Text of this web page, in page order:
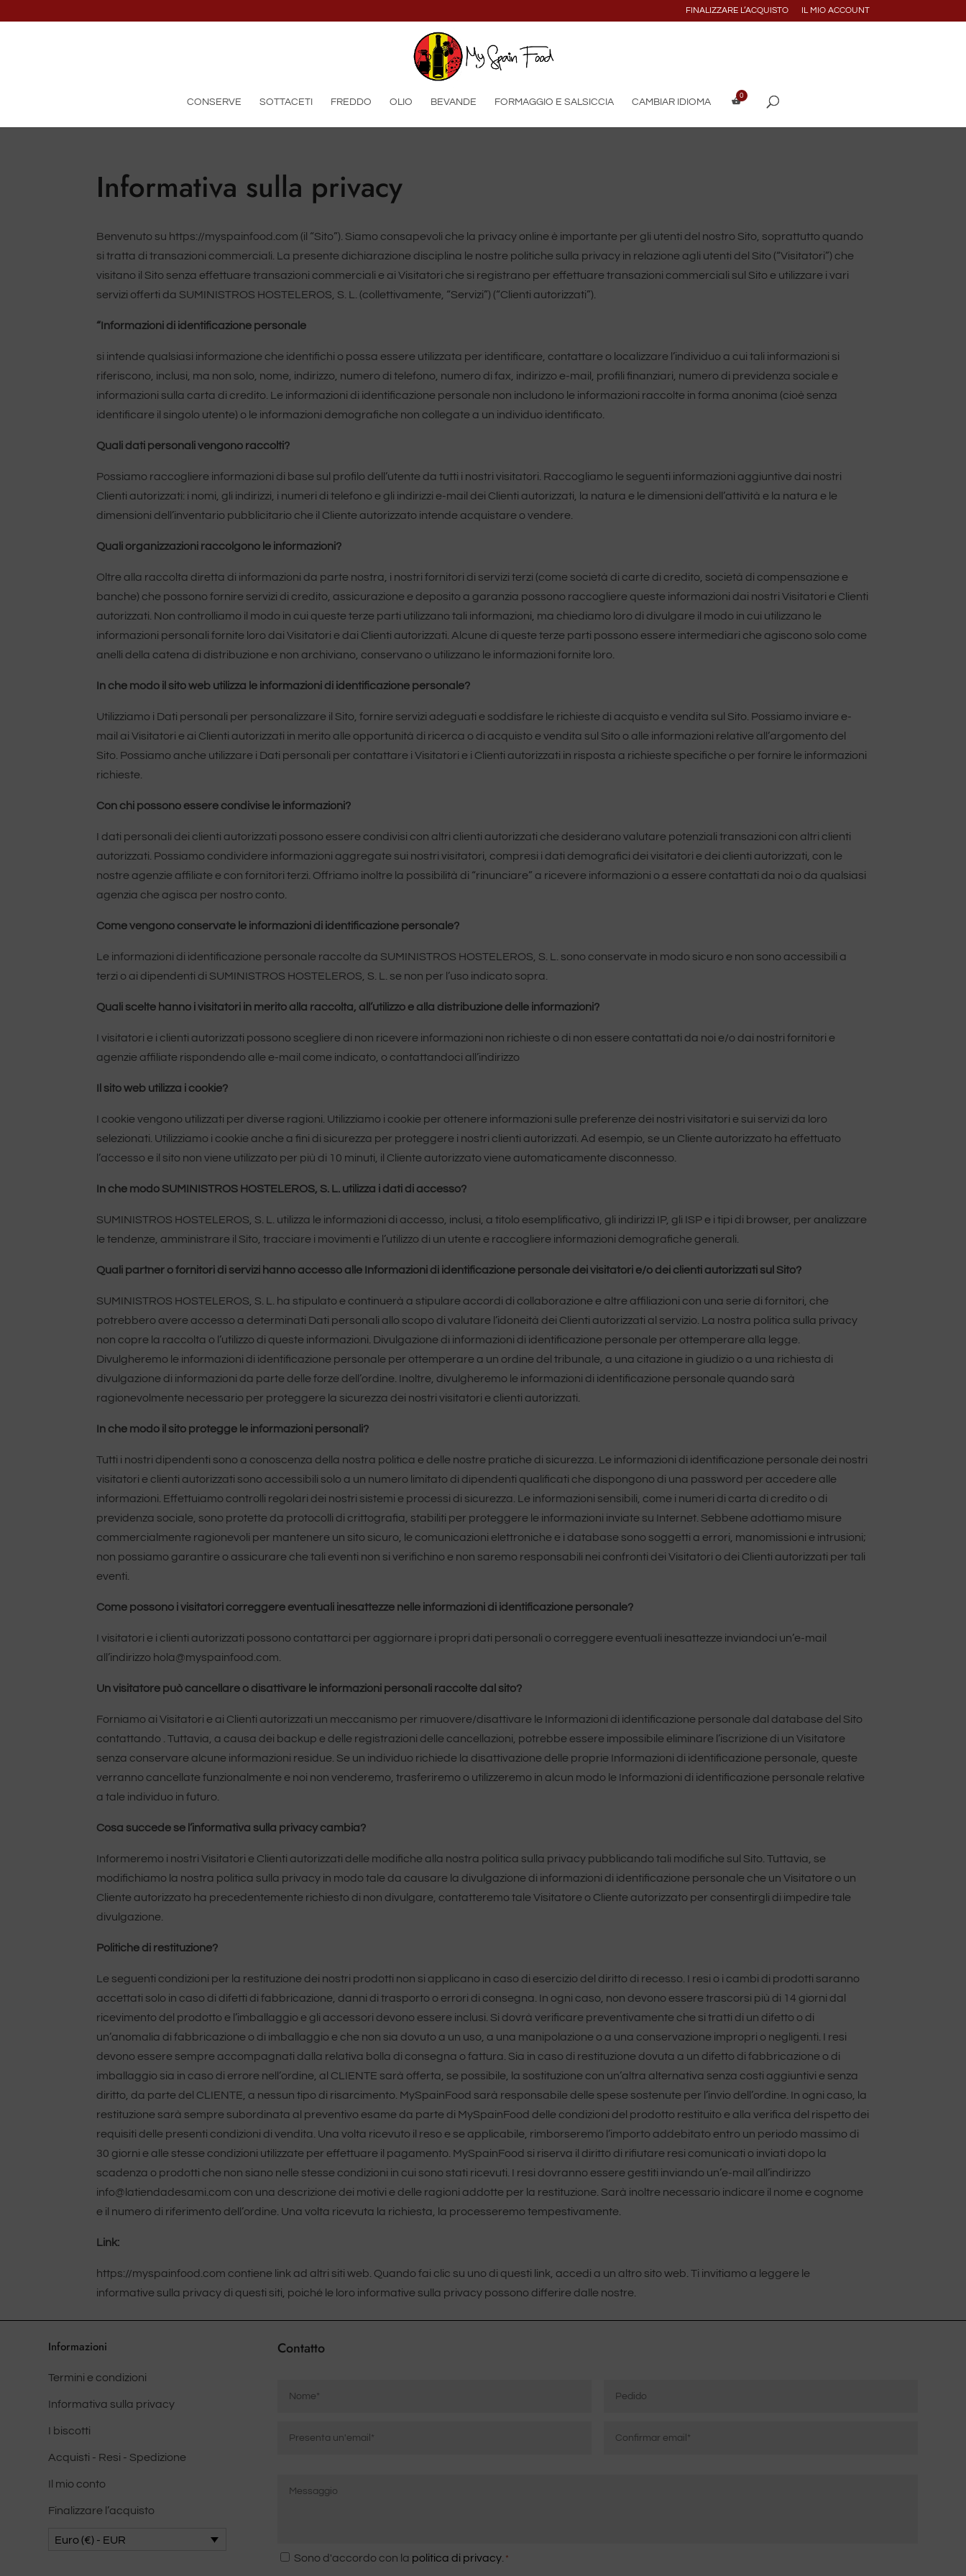
FINALIZZARE L’ACQUISTO IL MIO ACCOUNT
CONSERVE SOTTACETI FREDDO OLIO BEVANDE FORMAGGIO E SALSICCIA CAMBIAR IDIOMA
Informativa sulla privacy
Benvenuto su https://myspainfood.com (il “Sito”). Siamo consapevoli che la privacy online è importante per gli utenti del nostro Sito, soprattutto quando
si tratta di transazioni commerciali. La presente dichiarazione disciplina le nostre politiche sulla privacy in relazione agli utenti del Sito (“Visitatori”) che
visitano il Sito senza effettuare transazioni commerciali e ai Visitatori che si registrano per effettuare transazioni commerciali sul Sito e utilizzare i vari
servizi offerti da SUMINISTROS HOSTELEROS, S. L. (collettivamente, “Servizi”) (“Clienti autorizzati”).
“Informazioni di identificazione personale
si intende qualsiasi informazione che identifichi o possa essere utilizzata per identificare, contattare o localizzare l’individuo a cui tali informazioni si
riferiscono, inclusi, ma non solo, nome, indirizzo, numero di telefono, numero di fax, indirizzo e-mail, profili finanziari, numero di previdenza sociale e
informazioni sulla carta di credito. Le informazioni di identificazione personale non includono le informazioni raccolte in forma anonima (cioè senza
identificare il singolo utente) o le informazioni demografiche non collegate a un individuo identificato.
Quali dati personali vengono raccolti?
Possiamo raccogliere informazioni di base sul profilo dell’utente da tutti i nostri visitatori. Raccogliamo le seguenti informazioni aggiuntive dai nostri
Clienti autorizzati: i nomi, gli indirizzi, i numeri di telefono e gli indirizzi e-mail dei Clienti autorizzati, la natura e le dimensioni dell’attività e la natura e le
dimensioni dell’inventario pubblicitario che il Cliente autorizzato intende acquistare o vendere.
Quali organizzazioni raccolgono le informazioni?
Oltre alla raccolta diretta di informazioni da parte nostra, i nostri fornitori di servizi terzi (come società di carte di credito, società di compensazione e
banche) che possono fornire servizi di credito, assicurazione e deposito a garanzia possono raccogliere queste informazioni dai nostri Visitatori e Clienti
autorizzati. Non controlliamo il modo in cui queste terze parti utilizzano tali informazioni, ma chiediamo loro di divulgare il modo in cui utilizzano le
informazioni personali fornite loro dai Visitatori e dai Clienti autorizzati. Alcune di queste terze parti possono essere intermediari che agiscono solo come
anelli della catena di distribuzione e non archiviano, conservano o utilizzano le informazioni fornite loro.
In che modo il sito web utilizza le informazioni di identificazione personale?
Utilizziamo i Dati personali per personalizzare il Sito, fornire servizi adeguati e soddisfare le richieste di acquisto e vendita sul Sito. Possiamo inviare e-
mail ai Visitatori e ai Clienti autorizzati in merito alle opportunità di ricerca o di acquisto e vendita sul Sito o alle informazioni relative all’argomento del
Sito. Possiamo anche utilizzare i Dati personali per contattare i Visitatori e i Clienti autorizzati in risposta a richieste specifiche o per fornire le informazioni
richieste.
Con chi possono essere condivise le informazioni?
I dati personali dei clienti autorizzati possono essere condivisi con altri clienti autorizzati che desiderano valutare potenziali transazioni con altri clienti
autorizzati. Possiamo condividere informazioni aggregate sui nostri visitatori, compresi i dati demografici dei visitatori e dei clienti autorizzati, con le
nostre agenzie affiliate e con fornitori terzi. Offriamo inoltre la possibilità di “rinunciare” a ricevere informazioni o a essere contattati da noi o da qualsiasi
agenzia che agisca per nostro conto.
Come vengono conservate le informazioni di identificazione personale?
Le informazioni di identificazione personale raccolte da SUMINISTROS HOSTELEROS, S. L. sono conservate in modo sicuro e non sono accessibili a
terzi o ai dipendenti di SUMINISTROS HOSTELEROS, S. L. se non per l’uso indicato sopra.
Quali scelte hanno i visitatori in merito alla raccolta, all’utilizzo e alla distribuzione delle informazioni?
I visitatori e i clienti autorizzati possono scegliere di non ricevere informazioni non richieste o di non essere contattati da noi e/o dai nostri fornitori e
agenzie affiliate rispondendo alle e-mail come indicato, o contattandoci all’indirizzo
Il sito web utilizza i cookie?
I cookie vengono utilizzati per diverse ragioni. Utilizziamo i cookie per ottenere informazioni sulle preferenze dei nostri visitatori e sui servizi da loro
selezionati. Utilizziamo i cookie anche a fini di sicurezza per proteggere i nostri clienti autorizzati. Ad esempio, se un Cliente autorizzato ha effettuato
l’accesso e il sito non viene utilizzato per più di 10 minuti, il Cliente autorizzato viene automaticamente disconnesso.
In che modo SUMINISTROS HOSTELEROS, S. L. utilizza i dati di accesso?
SUMINISTROS HOSTELEROS, S. L. utilizza le informazioni di accesso, inclusi, a titolo esemplificativo, gli indirizzi IP, gli ISP e i tipi di browser, per analizzare
le tendenze, amministrare il Sito, tracciare i movimenti e l’utilizzo di un utente e raccogliere informazioni demografiche generali.
Quali partner o fornitori di servizi hanno accesso alle Informazioni di identificazione personale dei visitatori e/o dei clienti autorizzati sul Sito?
SUMINISTROS HOSTELEROS, S. L. ha stipulato e continuerà a stipulare accordi di collaborazione e altre affiliazioni con una serie di fornitori, che
potrebbero avere accesso a determinati Dati personali allo scopo di valutare l’idoneità dei Clienti autorizzati al servizio. La nostra politica sulla privacy
non copre la raccolta o l’utilizzo di queste informazioni. Divulgazione di informazioni di identificazione personale per ottemperare alla legge.
Divulgheremo le informazioni di identificazione personale per ottemperare a un ordine del tribunale, a una citazione in giudizio o a una richiesta di
divulgazione di informazioni da parte delle forze dell’ordine. Inoltre, divulgheremo le informazioni di identificazione personale quando sarà
ragionevolmente necessario per proteggere la sicurezza dei nostri visitatori e clienti autorizzati.
In che modo il sito protegge le informazioni personali?
Tutti i nostri dipendenti sono a conoscenza della nostra politica e delle nostre pratiche di sicurezza. Le informazioni di identificazione personale dei nostri
visitatori e clienti autorizzati sono accessibili solo a un numero limitato di dipendenti qualificati che dispongono di una password per accedere alle
informazioni. Effettuiamo controlli regolari dei nostri sistemi e processi di sicurezza. Le informazioni sensibili, come i numeri di carta di credito o di
previdenza sociale, sono protette da protocolli di crittografia, stabiliti per proteggere le informazioni inviate su Internet. Sebbene adottiamo misure
commercialmente ragionevoli per mantenere un sito sicuro, le comunicazioni elettroniche e i database sono soggetti a errori, manomissioni e intrusioni;
non possiamo garantire o assicurare che tali eventi non si verifichino e non saremo responsabili nei confronti dei Visitatori o dei Clienti autorizzati per tali
eventi.
Come possono i visitatori correggere eventuali inesattezze nelle informazioni di identificazione personale?
I visitatori e i clienti autorizzati possono contattarci per aggiornare i propri dati personali o correggere eventuali inesattezze inviandoci un’e-mail
all’indirizzo hola@myspainfood.com.
Un visitatore può cancellare o disattivare le informazioni personali raccolte dal sito?
Forniamo ai Visitatori e ai Clienti autorizzati un meccanismo per rimuovere/disattivare le Informazioni di identificazione personale dal database del Sito
contattando . Tuttavia, a causa dei backup e delle registrazioni delle cancellazioni, potrebbe essere impossibile eliminare l’iscrizione di un Visitatore
senza conservare alcune informazioni residue. Se un individuo richiede la disattivazione delle proprie Informazioni di identificazione personale, queste
verranno cancellate funzionalmente e noi non venderemo, trasferiremo o utilizzeremo in alcun modo le Informazioni di identificazione personale relative
a tale individuo in futuro.
Cosa succede se l’informativa sulla privacy cambia?
Informeremo i nostri Visitatori e Clienti autorizzati delle modifiche alla nostra politica sulla privacy pubblicando tali modifiche sul Sito. Tuttavia, se
modifichiamo la nostra politica sulla privacy in modo tale da causare la divulgazione di informazioni di identificazione personale che un Visitatore o un
Cliente autorizzato ha precedentemente richiesto di non divulgare, contatteremo tale Visitatore o Cliente autorizzato per consentirgli di impedire tale
divulgazione.
Politiche di restituzione?
Le seguenti condizioni per la restituzione dei nostri prodotti non si applicano in caso di esercizio del diritto di recesso. I resi o i cambi di prodotti saranno
accettati solo in caso di difetti di fabbricazione, danni di trasporto o errori di consegna. In ogni caso, non devono essere trascorsi più di 14 giorni dal
ricevimento del prodotto e l’imballaggio e gli accessori devono essere inclusi. Si dovrà verificare preventivamente che si tratti di un difetto o di
un’anomalia di fabbricazione o di imballaggio e che non sia dovuto a un uso, a una manipolazione o a una conservazione impropri o negligenti. I resi
devono essere sempre accompagnati dalla relativa bolla di consegna o fattura. Sia in caso di restituzione dovuta a un difetto di fabbricazione o di
imballaggio sia in caso di errore nell’ordine, al CLIENTE sarà offerta, se possibile, la sostituzione con un’altra alternativa senza costi aggiuntivi e senza
diritto, da parte del CLIENTE, a nessun tipo di risarcimento. MySpainFood sarà responsabile delle spese sostenute per l’invio dell’ordine. In ogni caso, la
restituzione sarà sempre subordinata al preventivo esame da parte di MySpainFood delle condizioni del prodotto restituito e alla verifica del rispetto dei
requisiti delle presenti condizioni di vendita. Una volta ricevuto il reso e se applicabile, rimborseremo l’importo addebitato entro un periodo massimo di
30 giorni e alle stesse condizioni utilizzate per effettuare il pagamento. MySpainFood si riserva il diritto di rifiutare resi comunicati o inviati dopo la
scadenza o prodotti che non siano nelle stesse condizioni in cui sono stati ricevuti. I resi dovranno essere gestiti inviando un’e-mail all’indirizzo
info@latiendadesami.com con una descrizione dei motivi e delle ragioni addotte per la restituzione. Sarà inoltre necessario indicare il nome e cognome
e il numero di riferimento dell’ordine. Una volta ricevuta la richiesta, la processeremo tempestivamente.
Link:
https://myspainfood.com contiene link ad altri siti web. Quando fai clic su uno di questi link, accedi a un altro sito web. Ti invitiamo a leggere le
informative sulla privacy di questi siti, poiché le loro informative sulla privacy possono differire dalle nostre.
Informazioni
Termini e condizioni
Informativa sulla privacy
I biscotti
Acquisti - Resi - Spedizione
Il mio conto
Finalizzare l’acquisto
Euro (€) - EUR
Contatto
electrónico
l'e-
Consentimiento
Sono d'accordo con la politica di privacy *